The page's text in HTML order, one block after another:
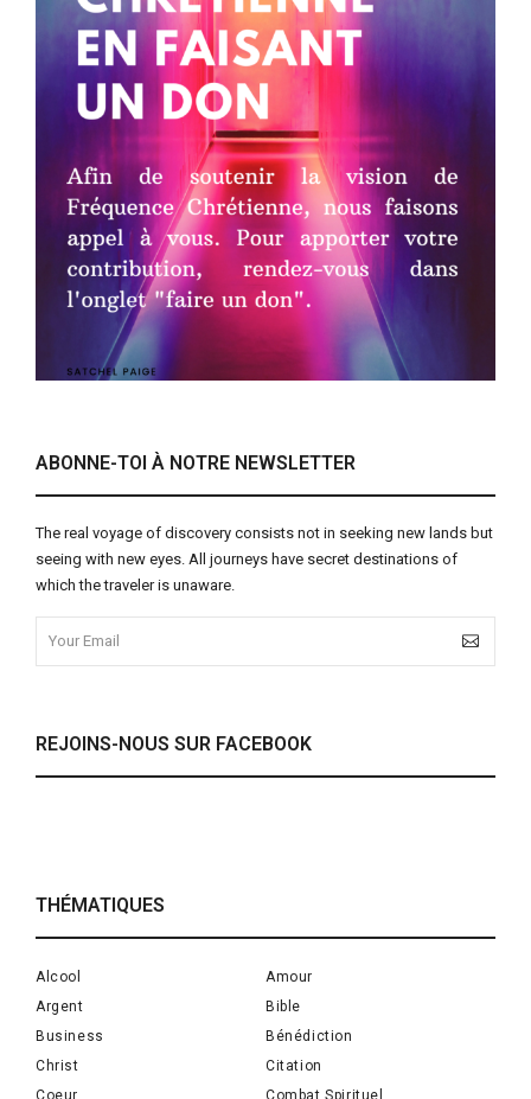
ABONNE-TOI À NOTRE NEWSLETTER
The real voyage of discovery consists not in seeking new lands but
seeing with new eyes. All journeys have secret destinations of
which the traveler is unaware.
REJOINS-NOUS SUR FACEBOOK
THÉMATIQUES
Alcool
Amour
Argent
Bible
Business
Bénédiction
Christ
Citation
Coeur
Combat Spirituel